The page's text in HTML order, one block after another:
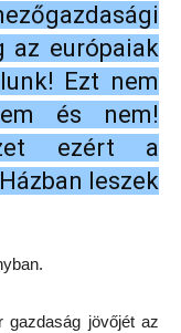
az európaiak
Ezt nem
és nem!
ezért a
leszek
gazdaság jövőjét az